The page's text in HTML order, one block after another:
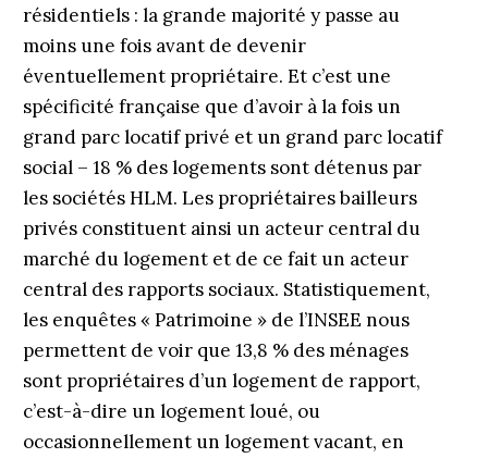
résidentiels : la grande majorité y passe au
moins une fois avant de devenir
éventuellement propriétaire. Et c’est une
spécificité française que d’avoir à la fois un
grand parc locatif privé et un grand parc locatif
social – 18 % des logements sont détenus par
les sociétés HLM. Les propriétaires bailleurs
privés constituent ainsi un acteur central du
marché du logement et de ce fait un acteur
central des rapports sociaux. Statistiquement,
les enquêtes « Patrimoine » de l’INSEE nous
permettent de voir que 13,8 % des ménages
sont propriétaires d’un logement de rapport,
c’est-à-dire un logement loué, ou
occasionnellement un logement vacant, en